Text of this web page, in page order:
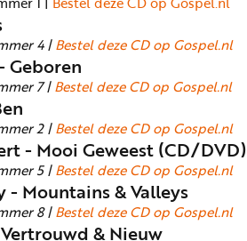
4 |Bestel deze CD op Gospel.nl
Geboren
7 |Bestel deze CD op Gospel.nl
2 |Bestel deze CD op Gospel.nl
- Mooi Geweest (CD/DVD)
5 |Bestel deze CD op Gospel.nl
- Mountains & Valleys
8 |Bestel deze CD op Gospel.nl
& Nieuw